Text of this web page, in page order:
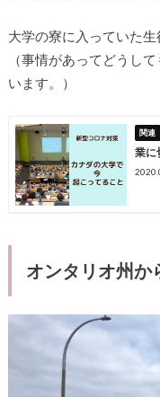
大学の寮に入っていた生
（事情があってどうし
います。）
業に
オンタリオ州か